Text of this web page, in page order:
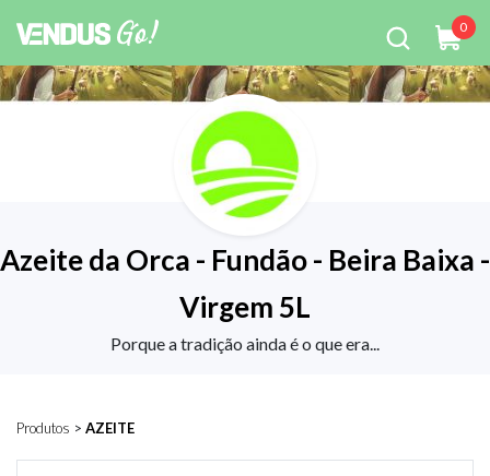
0
Azeite da Orca - Fundão - Beira Baixa -
Virgem 5L
Porque a tradição ainda é o que era...
Produtos > AZEITE